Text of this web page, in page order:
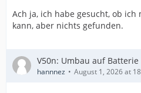
Ach ja, ich habe gesucht, ob
kann, aber nichts gefunden.
V50n: Umbau auf Batterie
hannnez August 1, 2026 at